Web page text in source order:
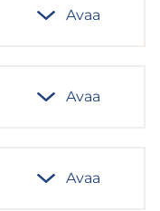
Avaa
Avaa
Avaa